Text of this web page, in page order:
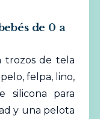
de 0 a
trozos de tela
felpa, lino,
silicona para
y una pelota